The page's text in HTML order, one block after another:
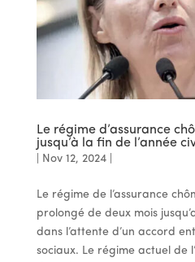
Le régime d’assurance
jusqu’à la fin de l’année
Nov 12, 2024|
Le régime de l’assurance
prolongé de deux mois
dans l’attente d’un accord
sociaux. Le régime actuel de